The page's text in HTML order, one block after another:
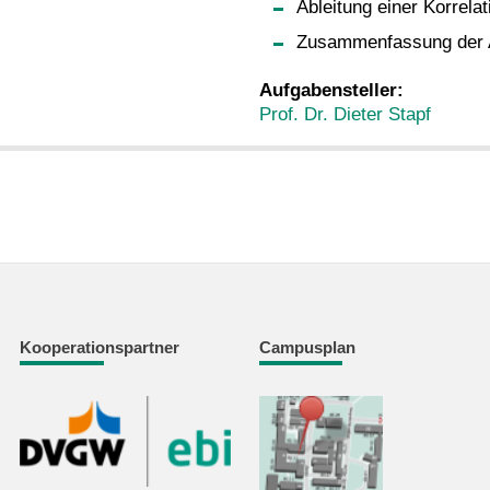
Ableitung einer
Zusammenfassung
Aufgabensteller:
Prof. Dr. Dieter Stapf
Kooperationspartner Campusplan